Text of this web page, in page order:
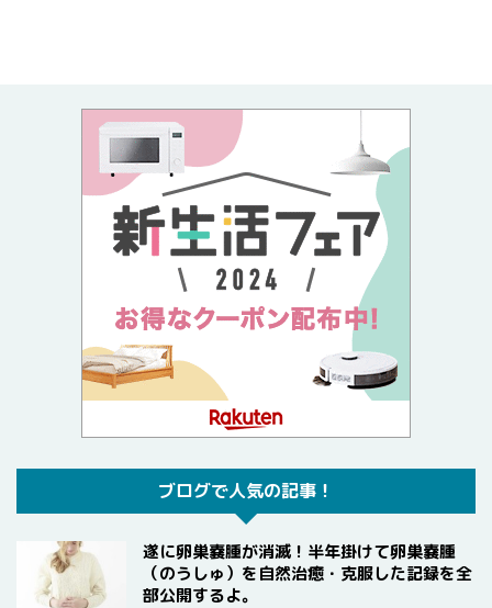
ブログで人気の記事！
遂に卵巣嚢腫が消滅！半年掛けて卵巣嚢腫
（のうしゅ）を自然治癒・克服した記録を全
部公開するよ。